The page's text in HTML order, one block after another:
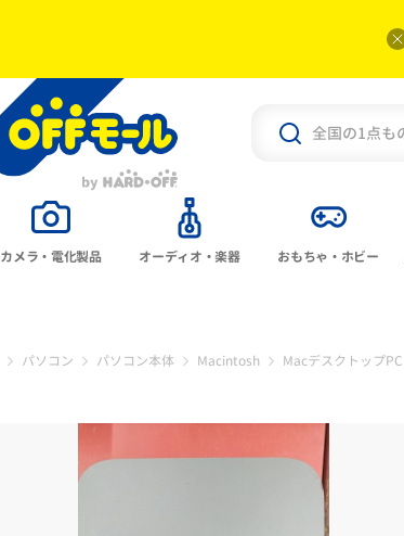
カメラ・電化製品 オーディオ・楽器 おもちゃ・ホビー
パソコン パソコン本体 Macintosh MacデスクトップPC